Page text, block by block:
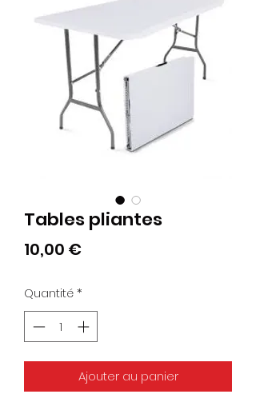
Tables pliantes
10,00 €Prix
Quantité*
Ajouter au panier